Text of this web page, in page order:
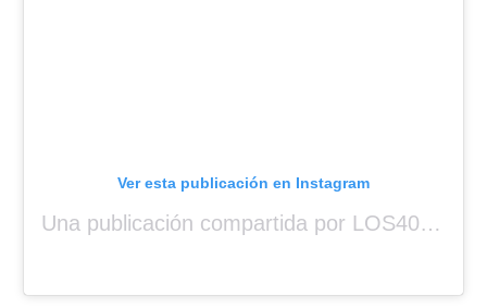
Ver esta publicación en Instagram
Una publicación compartida por LOS40 Panamá (@los40panama)